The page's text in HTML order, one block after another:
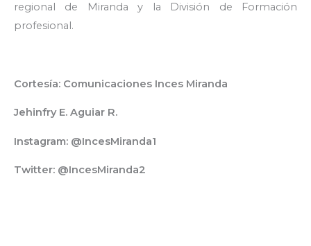
regional de Miranda y la División de Formación
profesional.
Cortesía: Comunicaciones Inces Miranda
Jehinfry E. Aguiar R.
Instagram: @IncesMiranda1
Twitter: @IncesMiranda2